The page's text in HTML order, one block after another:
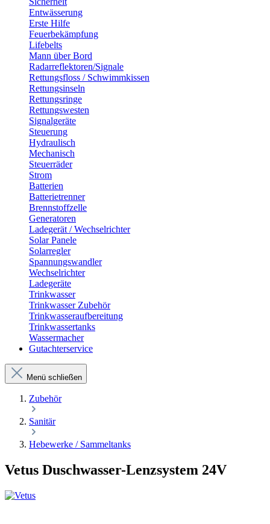
Entwässerung
Erste Hilfe
Feuerbekämpfung
Lifebelts
Mann über Bord
Radarreflektoren/Signale
Rettungsfloss / Schwimmkissen
Rettungsinseln
Rettungsringe
Rettungswesten
Signalgeräte
Steuerung
Hydraulisch
Mechanisch
Steuerräder
Strom
Batterien
Batterietrenner
Brennstoffzelle
Generatoren
Ladegerät / Wechselrichter
Solar Panele
Solarregler
Spannungswandler
Wechselrichter
Ladegeräte
Trinkwasser
Trinkwasser Zubehör
Trinkwasseraufbereitung
Trinkwassertanks
Wassermacher
Gutachterservice
Menü schließen
Zubehör
Sanitär
Hebewerke / Sammeltanks
Vetus Duschwasser-Lenzsystem 24V